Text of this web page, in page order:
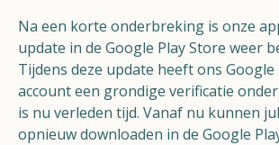
NL FR EN
Apple App Store
Na een korte onderbreking is onze
update in de Google Play Store weer
Tijdens deze update heeft ons Google
account een grondige verificatie
is nu verleden tijd. Vanaf nu kunnen
opnieuw downloaden in de Google